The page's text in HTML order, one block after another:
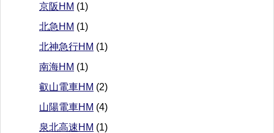
京阪HM (1)
北急HM (1)
北神急行HM (1)
南海HM (1)
叡山電車HM (2)
山陽電車HM (4)
泉北高速HM (1)